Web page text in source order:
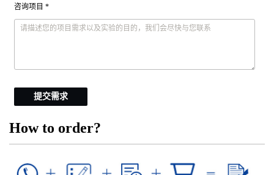
咨询项目 *
提交需求
How to order?